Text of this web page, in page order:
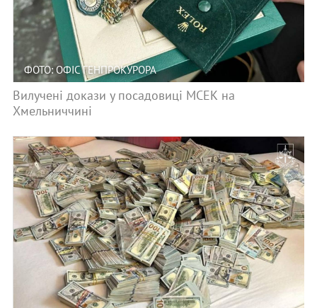
ФОТО: ОФІС ГЕНПРОКУРОРА
Вилучені докази у посадовиці МСЕК на
Хмельниччині